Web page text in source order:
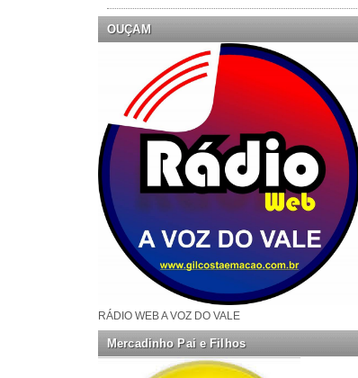
OUÇAM
RÁDIO WEB A VOZ DO VALE
Mercadinho Pai e Filhos